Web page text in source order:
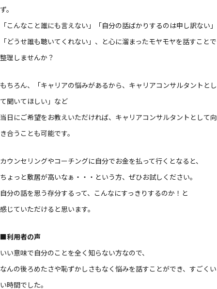
ず。​
「こんな​こと誰にも​言えない」​「自分の​話ばかりするのは​申し訳ない」​
「どうせ誰も​聴いてくれない」、と心に​溜まった​モヤモヤを​話す​ことで​
整理しませんか？​
もちろん、​「キャリアの​悩みが​あるから、​キャリアコンサルタントと​し
て​聞いて​ほしい」など​
当日に​ご希望を​お教えいただければ、​キャリアコンサルタントと​して​向
き合うことも​可能です。​
カウンセリングや​コーチングに​自分で​お金を​払って​行くとなると、​
ちょっと​敷居が​高いなぁ・・・と​いう方、​ぜひ​お試しください。​
自分の​話を​思う​存分するって、​こんなに​すっきりするのか！と​
感じていただけると​思います。​
■利用者の​声
いい​意味で​自分の​ことを​全く​知らない方なので、​
なんの​後ろめたさや​恥ずかしさもなく​悩みを​話すことができ、​すごく​い
い​時間でした。​